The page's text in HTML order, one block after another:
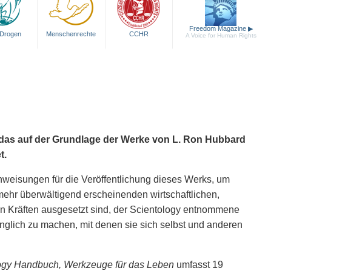
Menschenrechte CCHR
Freedom Magazine ▶
A Voice for Human Rights
auf der Grundlage der Werke von L. Ron Hubbard
für die Veröffentlichung dieses Werks, um
überwältigend erscheinenden wirtschaftlichen,
Kräften ausgesetzt sind, der Scientology entnommene
zu machen, mit denen sie sich selbst und anderen
Handbuch, Werkzeuge für das Leben umfasst 19